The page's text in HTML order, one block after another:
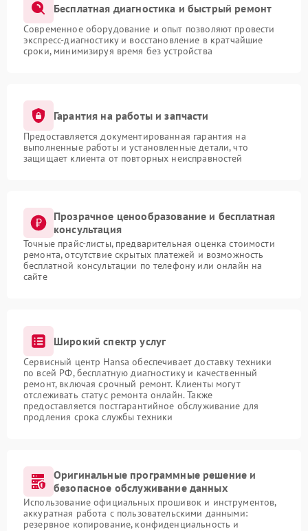
Бесплатная диагностика и быстрый ремонт
Современное оборудование и опыт позволяют провести
экспресс-диагностику и восстановление в кратчайшие
сроки, минимизируя время без устройства
Гарантия на работы и запчасти
Предоставляется документированная гарантия на
выполненные работы и установленные детали, что
защищает клиента от повторных неисправностей
Прозрачное ценообразование и бесплатная
консультация
Точные прайс-листы, предварительная оценка стоимости
ремонта, отсутствие скрытых платежей и возможность
бесплатной консультации по телефону или онлайн на
сайте
Широкий спектр услуг
Сервисный центр Hansa обеспечивает доставку техники
по всей РФ, бесплатную диагностику и качественный
ремонт, включая срочный ремонт. Клиенты могут
отслеживать статус ремонта онлайн. Также
предоставляется постгарантийное обслуживание для
продления срока службы техники
Оригинальные программные решение и
безопасное обслуживание данных
Использование официальных прошивок и инструментов,
аккуратная работа с пользовательскими данными:
резервное копирование, конфиденциальность и